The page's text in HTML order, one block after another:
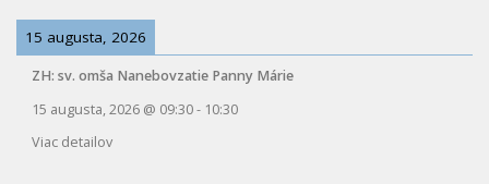
15 augusta, 2026
ZH: sv. omša Nanebovzatie Panny Márie
15 augusta, 2026 @ 09:30- 10:30
Viac detailov